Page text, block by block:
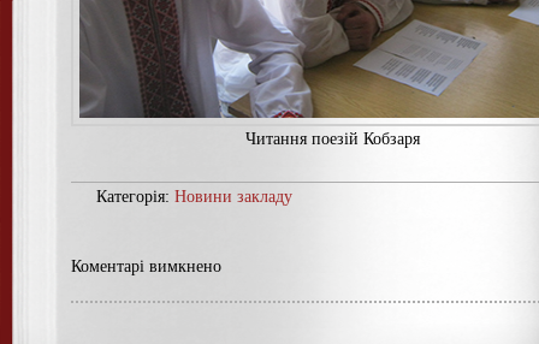
Читання поезiй Кобзаря
Категорія: Новини закладу
Коментарі вимкнено